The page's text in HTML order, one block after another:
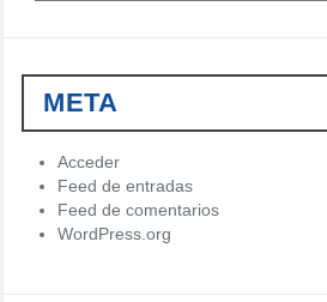
r
a
s
META
Acceder
Feed de entradas
Feed de comentarios
WordPress.org